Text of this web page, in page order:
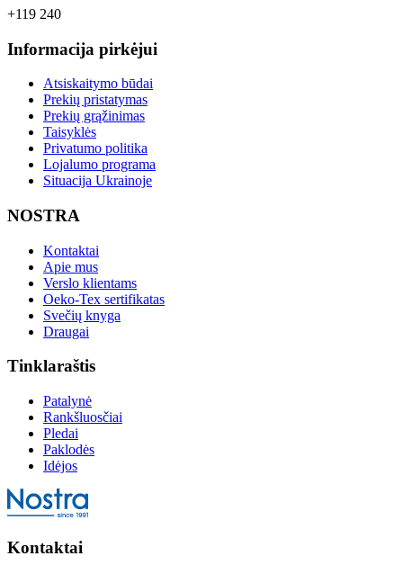
+119 240
Informacija pirkėjui
Atsiskaitymo būdai
Prekių pristatymas
Prekių grąžinimas
Taisyklės
Privatumo politika
Lojalumo programa
Situacija Ukrainoje
NOSTRA
Kontaktai
Apie mus
Verslo klientams
Oeko-Tex sertifikatas
Svečių knyga
Draugai
Tinklaraštis
Patalynė
Rankšluosčiai
Pledai
Paklodės
Idėjos
Kontaktai